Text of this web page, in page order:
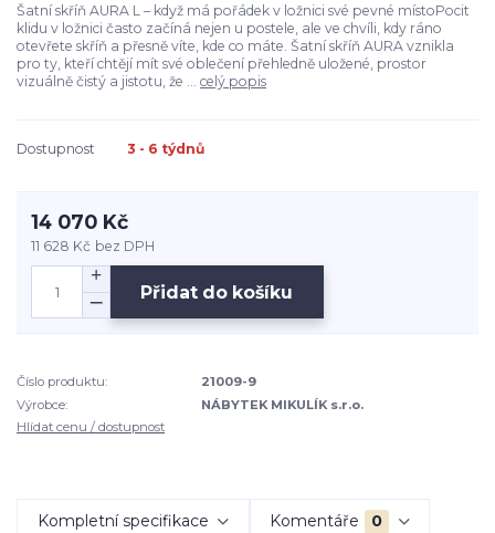
Šatní skříň AURA L – když má pořádek v ložnici své pevné místoPocit
klidu v ložnici často začíná nejen u postele, ale ve chvíli, kdy ráno
otevřete skříň a přesně víte, kde co máte. Šatní skříň AURA vznikla
pro ty, kteří chtějí mít své oblečení přehledně uložené, prostor
vizuálně čistý a jistotu, že ... celý popis
Dostupnost 3 - 6 týdnů
14 070 Kč
11 628 Kč bez DPH
Přidat do košíku
Číslo produktu:
21009-9
Výrobce:
NÁBYTEK MIKULÍK s.r.o.
Hlídat cenu / dostupnost
Kompletní specifikace Komentáře 0